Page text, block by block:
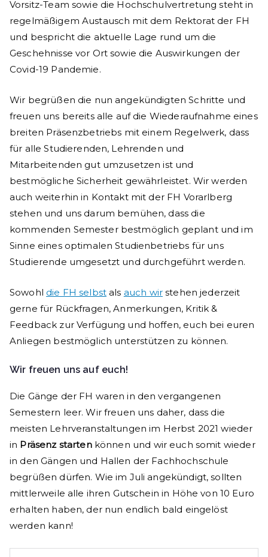
Vorsitz-Team sowie die Hochschulvertretung steht in
regelmäßigem Austausch mit dem Rektorat der FH
und bespricht die aktuelle Lage rund um die
Geschehnisse vor Ort sowie die Auswirkungen der
Covid-19 Pandemie.
Wir begrüßen die nun angekündigten Schritte und
freuen uns bereits alle auf die Wiederaufnahme eines
breiten Präsenzbetriebs mit einem Regelwerk, dass
für alle Studierenden, Lehrenden und
Mitarbeitenden gut umzusetzen ist und
bestmögliche Sicherheit gewährleistet. Wir werden
auch weiterhin in Kontakt mit der FH Vorarlberg
stehen und uns darum bemühen, dass die
kommenden Semester bestmöglich geplant und im
Sinne eines optimalen Studienbetriebs für uns
Studierende umgesetzt und durchgeführt werden.
Sowohl die FH selbst als auch wirstehen jederzeit
gerne für Rückfragen, Anmerkungen, Kritik &
Feedback zur Verfügung und hoffen, euch bei euren
Anliegen bestmöglich unterstützen zu können.
Wir freuen uns auf euch!
Die Gänge der FH waren in den vergangenen
Semestern leer. Wir freuen uns daher, dass die
meisten Lehrveranstaltungen im Herbst 2021 wieder
in Präsenz startenkönnen und wir euch somit wieder
in den Gängen und Hallen der Fachhochschule
begrüßen dürfen. Wie im Juli angekündigt, sollten
mittlerweile alle ihren Gutschein in Höhe von 10 Euro
erhalten haben, der nun endlich bald eingelöst
werden kann!